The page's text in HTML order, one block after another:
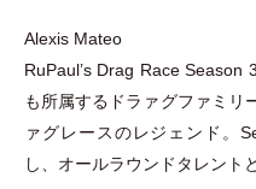
Alexis Mateo
RuPaul’s Drag Race Season
も所属するドラァグファミリ
ァグレースのレジェンド。
し、オールラウンドタレント